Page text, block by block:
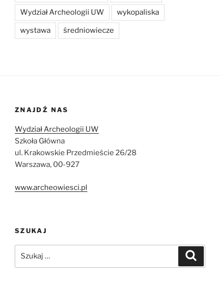
Wydział Archeologii UW wykopaliska
wystawa średniowiecze
ZNAJDŹ NAS
Wydział Archeologii UW
Szkoła Główna
ul. Krakowskie Przedmieście 26/28
Warszawa, 00-927
www.archeowiesci.pl
SZUKAJ